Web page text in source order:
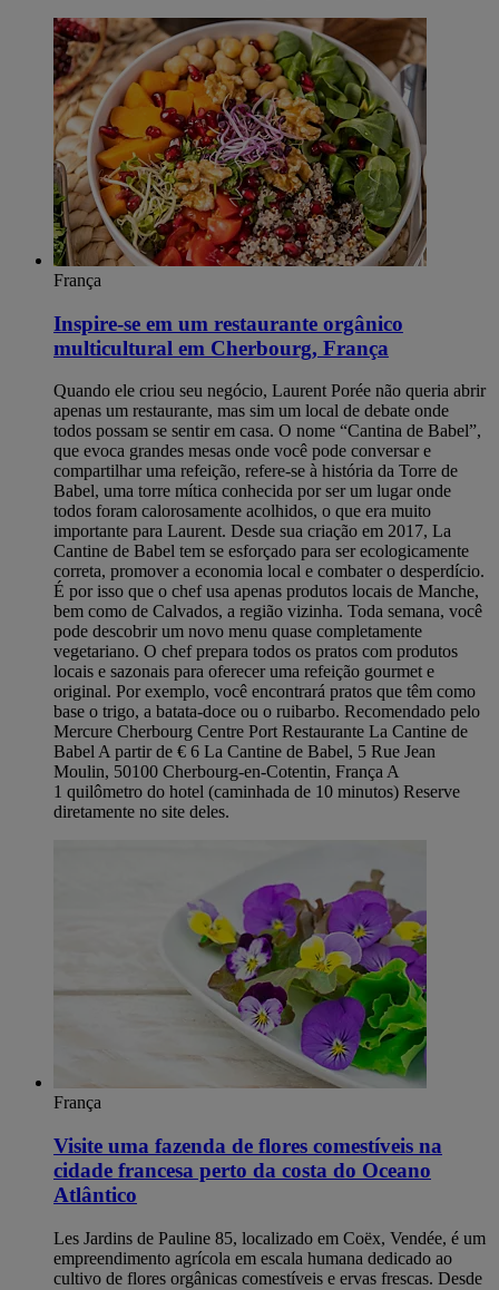
França
Inspire-se em um restaurante orgânico
multicultural em Cherbourg, França
Quando ele criou seu negócio, Laurent Porée não queria abrir
apenas um restaurante, mas sim um local de debate onde
todos possam se sentir em casa. O nome “Cantina de Babel”,
que evoca grandes mesas onde você pode conversar e
compartilhar uma refeição, refere-se à história da Torre de
Babel, uma torre mítica conhecida por ser um lugar onde
todos foram calorosamente acolhidos, o que era muito
importante para Laurent. Desde sua criação em 2017, La
Cantine de Babel tem se esforçado para ser ecologicamente
correta, promover a economia local e combater o desperdício.
É por isso que o chef usa apenas produtos locais de Manche,
bem como de Calvados, a região vizinha. Toda semana, você
pode descobrir um novo menu quase completamente
vegetariano. O chef prepara todos os pratos com produtos
locais e sazonais para oferecer uma refeição gourmet e
original. Por exemplo, você encontrará pratos que têm como
base o trigo, a batata-doce ou o ruibarbo. Recomendado pelo
Mercure Cherbourg Centre Port Restaurante La Cantine de
Babel A partir de € 6 La Cantine de Babel, 5 Rue Jean
Moulin, 50100 Cherbourg-en-Cotentin, França A
1 quilômetro do hotel (caminhada de 10 minutos) Reserve
diretamente no site deles.
França
Visite uma fazenda de flores comestíveis na
cidade francesa perto da costa do Oceano
Atlântico
Les Jardins de Pauline 85, localizado em Coëx, Vendée, é um
empreendimento agrícola em escala humana dedicado ao
cultivo de flores orgânicas comestíveis e ervas frescas. Desde